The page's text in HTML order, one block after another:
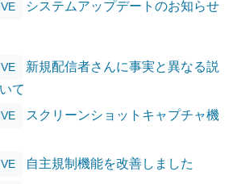
システムアップデートのお知らせ
新規配信者さんに事実と異なる説
て
スクリーンショットキャプチャ機
自主規制機能を改善しました